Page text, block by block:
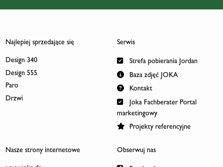
Najlepiej sprzedające się
Design 340
Design 555
Paro
Drzwi
Serwis
Strefa pobierania Jordan
Baza zdjęć JOKA
Kontakt
Joka Fachberater Portal
marketingowy
Projekty referencyjne
Nasze strony internetowe Obserwuj nas